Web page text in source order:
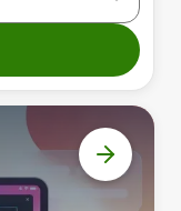
Kurs